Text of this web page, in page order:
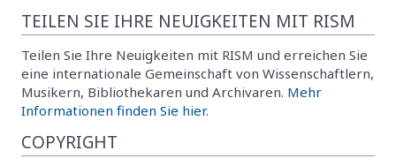
TEILEN SIE IHRE NEUIGKEITEN MIT RISM
Teilen Sie Ihre Neuigkeiten mit RISM und erreichen Sie
eine internationale Gemeinschaft von Wissenschaftlern,
Musikern, Bibliothekaren und Archivaren. Mehr
Informationen finden Sie hier.
COPYRIGHT